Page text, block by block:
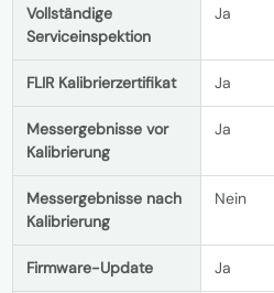
Vollständige
Serviceinspektion
Ja
FLIR Kalibrierzertifikat Ja
Messergebnisse vor
Kalibrierung
Ja
Messergebnisse nach
Kalibrierung
Nein
Firmware-Update Ja